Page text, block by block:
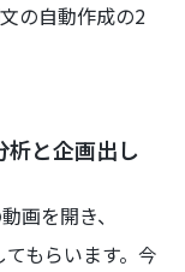
の自動作成の2
と企画出し
画を開き、
もらいます。今